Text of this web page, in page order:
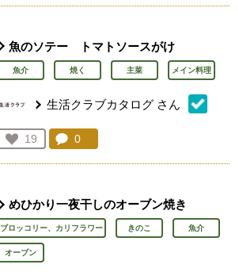
魚のソテー トマトソースがけ
魚介 焼く 主菜 メイン料理
生活クラブカタログ さん
お気に入り登録：
19
人が登録
コメント：
0
めひかり一夜干しのオーブン焼き
ブロッコリー、カリフラワー きのこ 魚介
オーブン